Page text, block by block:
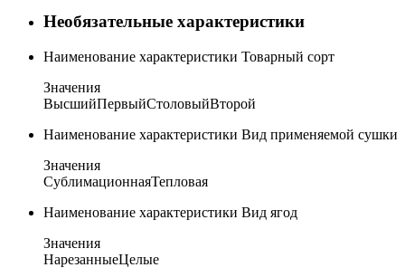
Необязательные характеристики
Наименование характеристики Товарный сорт
Значения
ВысшийПервыйСтоловыйВторой
Наименование характеристики Вид применяемой сушки
Значения
СублимационнаяТепловая
Наименование характеристики Вид ягод
Значения
НарезанныеЦелые